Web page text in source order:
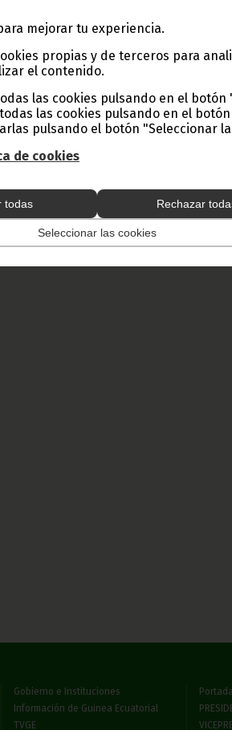
mejorar tu experiencia.
propias y de terceros para
el contenido.
las cookies pulsando en el botón
las cookies pulsando en el
pulsando el botón "Seleccionar
de cookies
todas Rechazar
Seleccionar las cookies
Gobierno e Instituciones
Información de Guinea Ecuatorial
TVGE
Portada